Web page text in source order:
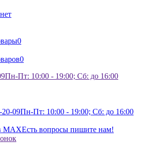
0
0
Пн-Пт: 10:00 - 19:00; Сб: до 16:00
20-09Пн-Пт: 10:00 - 19:00; Сб: до 16:00
MAXЕсть вопросы пишите нам!